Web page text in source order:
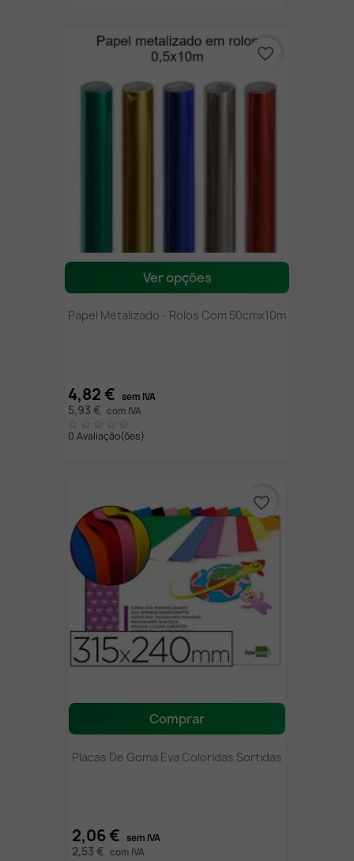
Ver opções
Papel Metalizado - Rolos Com 50cmx10m
4,82 € sem IVA
5,93 € com IVA
0 Avaliação(ões)
favorite_border
Comprar
Placas De Goma Eva Coloridas Sortidas
2,06 € sem IVA
2,53 € com IVA
favorite_border